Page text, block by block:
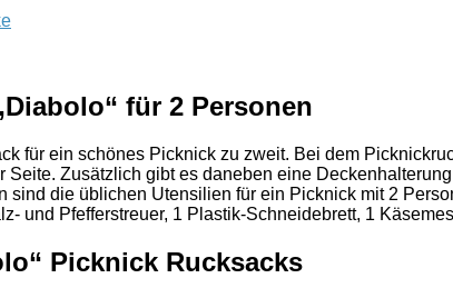
für 2 Personen
für ein schönes Picknick zu zweit. Bei dem
Seite. Zusätzlich gibt es daneben eine
sind die üblichen Utensilien für ein Picknick mit 2
und Pfefferstreuer, 1 Plastik-Schneidebrett, 1
Picknick Rucksacks